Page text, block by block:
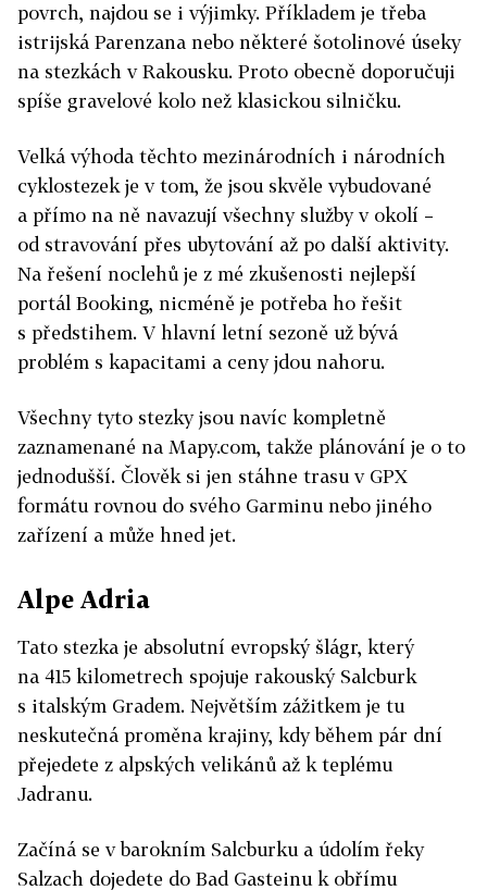
povrch, najdou se i výjimky. Příkladem je třeba
istrijská Parenzana nebo některé šotolinové úseky
na stezkách v Rakousku. Proto obecně doporučuji
spíše gravelové kolo než klasickou silničku.
Velká výhoda těchto mezinárodních i národních
cyklostezek je v tom, že jsou skvěle vybudované
a přímo na ně navazují všechny služby v okolí –
od stravování přes ubytování až po další aktivity.
Na řešení noclehů je z mé zkušenosti nejlepší
portál Booking, nicméně je potřeba ho řešit
s předstihem. V hlavní letní sezoně už bývá
problém s kapacitami a ceny jdou nahoru.
​Všechny tyto stezky jsou navíc kompletně
zaznamenané na Mapy.com, takže plánování je o to
jednodušší. Člověk si jen stáhne trasu v GPX
formátu rovnou do svého Garminu nebo jiného
zařízení a může hned jet.
Alpe Adria
Tato stezka je absolutní evropský šlágr, který
na 415 kilometrech spojuje rakouský Salcburk
s italským Gradem. Největším zážitkem je tu
neskutečná proměna krajiny, kdy během pár dní
přejedete z alpských velikánů až k teplému
Jadranu.
Začíná se v barokním Salcburku a údolím řeky
Salzach dojedete do Bad Gasteinu k obřímu